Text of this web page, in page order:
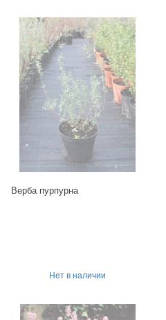
Верба пурпурна
Нет в наличии